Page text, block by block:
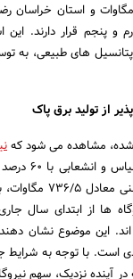
جستجو
و پنجم قرار دارند. این
های طبیعی، به
از تولید برق پاک
شده، مشاهده می شود که
از
تجدیدپذیر نصب شده
این موضوع نشان
است. با توجه به شرایط
آینده نزدیک، سهم